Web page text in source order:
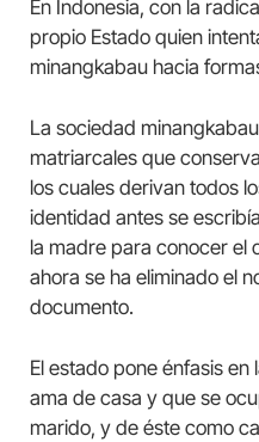
En Indonesia, con la
propio Estado quien
minangkabau hacia
La sociedad
matriarcales que
los cuales derivan todos
identidad antes se
la madre para conocer el
ahora se ha eliminado el
documento.
El estado pone énfasis
ama de casa y que se
marido, y de éste como